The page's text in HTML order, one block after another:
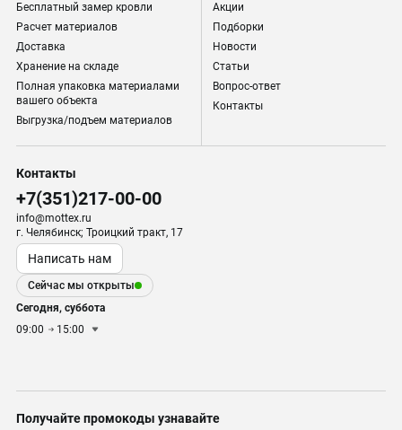
Бесплатный замер кровли
Расчет материалов
Доставка
Хранение на складе
Полная упаковка материалами
вашего объекта
Выгрузка/подъем материалов
Акции
Подборки
Новости
Статьи
Вопрос-ответ
Контакты
Контакты
+7(351)217-00-00
info@mottex.ru
г. Челябинск; Троицкий тракт, 17
Написать нам
Сейчас мы открыты
Сегодня, суббота
09:00
15:00
Получайте промокоды узнавайте